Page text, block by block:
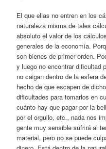
El que ellas no entren en los
naturaleza misma de tales
absoluto el valor de los
generales de la economía.
son bienes de primer orden.
y luego no encontrar dificultad
no caigan dentro de la esfera
hecho de que escapen de
dificultades para tomarlos en
cuánto hay que pagar por la
por el orgullo, etc., nada nos
gente muy sensible sufrirá al
material, pero no se puede